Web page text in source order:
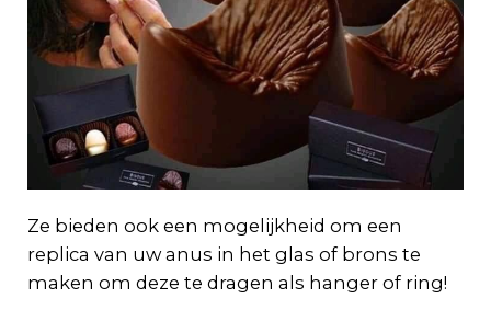
Ze bieden ook een mogelijkheid om een
replica van uw anus in het glas of brons te
maken om deze te dragen als hanger of ring!